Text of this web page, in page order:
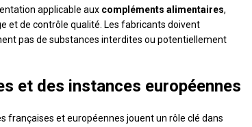
applicable aux compléments alimentaires,
et de contrôle qualité. Les fabricants doivent
pas de substances interdites ou potentiellement
et des instances européennes
françaises et européennes jouent un rôle clé dans